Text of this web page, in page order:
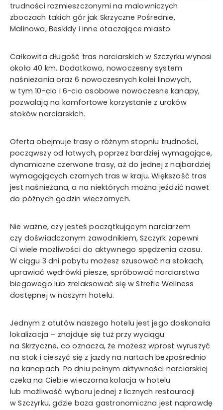
trudności rozmieszczonymi na malowniczych
zboczach takich gór jak Skrzyczne Pośrednie,
Malinowa, Beskidy i inne otaczające miasto.
Całkowita długość tras narciarskich w Szczyrku wynosi
około 40 km. Dodatkowo, nowoczesny system
naśnieżania oraz 6 nowoczesnych kolei linowych,
w tym 10-cio i 6-cio osobowe nowoczesne kanapy,
pozwalają na komfortowe korzystanie z uroków
stoków narciarskich.
Oferta obejmuje trasy o różnym stopniu trudności,
począwszy od łatwych, poprzez bardziej wymagające,
dynamiczne czerwone trasy, aż do jednej z najbardziej
wymagających czarnych tras w kraju. Większość tras
jest naśnieżana, a na niektórych można jeździć nawet
do późnych godzin wieczornych.
Nie ważne, czy jesteś początkującym narciarzem
czy doświadczonym zawodnikiem, Szczyrk zapewni
Ci wiele możliwości do aktywnego spędzenia czasu.
W ciągu 3 dni pobytu możesz szusować na stokach,
uprawiać wędrówki piesze, spróbować narciarstwa
biegowego lub zrelaksować się w Strefie Wellness
dostępnej w naszym hotelu.
Jednym z atutów naszego hotelu jest jego doskonała
lokalizacja – znajduje się tuż przy wyciągu
na Skrzyczne, co oznacza, że możesz wprost wyruszyć
na stok i cieszyć się z jazdy na nartach bezpośrednio
na kanapach. Po dniu pełnym aktywności narciarskiej
czeka na Ciebie wieczorna kolacja w hotelu
lub możliwość wyboru jednej z licznych restauracji
w Szczyrku, gdzie baza gastronomiczna jest naprawdę